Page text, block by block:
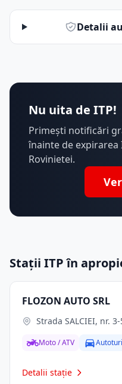
Detalii
Nu uita de ITP!
Primești notificări
înainte de expirarea
Rovinietei.
Stații ITP în
FLOZON AUTO SRL
Strada SALCIEI, nr.
Moto / ATV
Detalii stație